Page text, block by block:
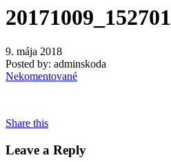
20171009_152701
9. mája 2018
Posted by: adminskoda
Nekomentované
Share this
Leave a Reply